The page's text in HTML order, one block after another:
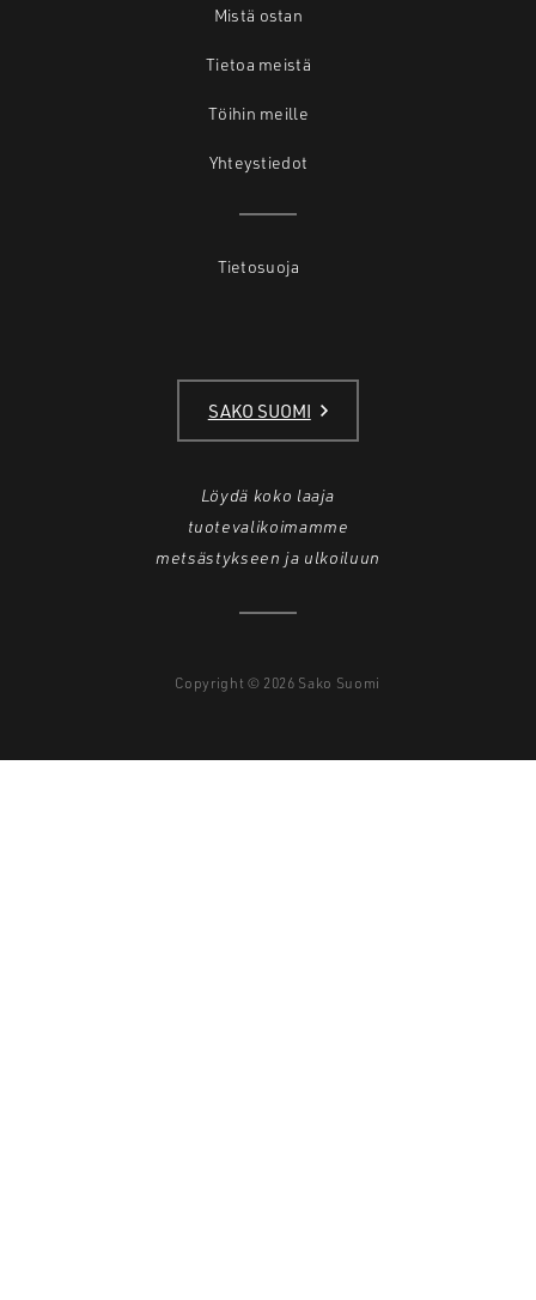
Mistä ostan
Tietoa meistä
Töihin meille
Yhteystiedot
Tietosuoja
SAKO SUOMI
Löydä koko laaja
tuotevalikoimamme
metsästykseen ja ulkoiluun
Copyright © 2026 Sako Suomi